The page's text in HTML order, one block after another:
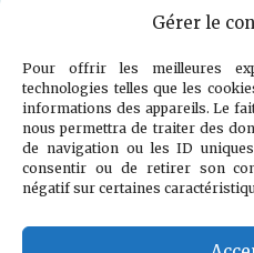
Gérer le
Pour offrir les meilleures
technologies telles que les
informations des appareils. Le
nous permettra de traiter des
de navigation ou les ID
consentir ou de retirer son
négatif sur certaines
Jeux Vidéo Tech
Mangas / BD TV
Wargames